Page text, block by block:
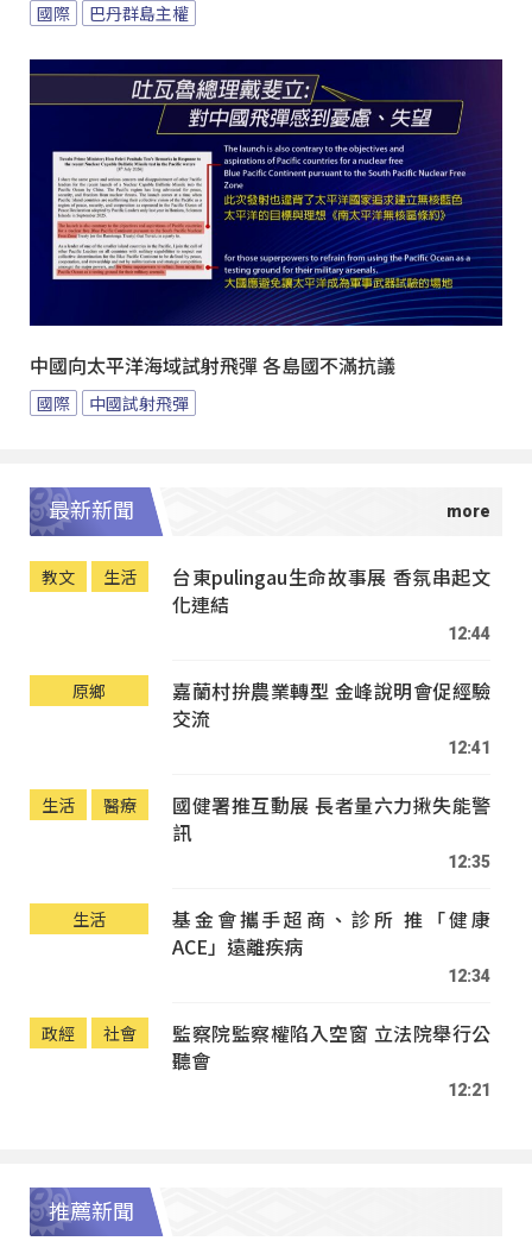
國際 巴丹群島主權
中國向太平洋海域試射飛彈 各島國不滿抗議
國際 中國試射飛彈
最新新聞
教文 生活
台東pulingau生命故事展 香氛串起文
化連結
12:44
原鄉
嘉蘭村拚農業轉型 金峰說明會促經驗
交流
12:41
生活 醫療
國健署推互動展 長者量六力揪失能警
訊
12:35
生活
基金會攜手超商、診所 推「健康
ACE」遠離疾病
12:34
政經 社會
監察院監察權陷入空窗 立法院舉行公
聽會
12:21
推薦新聞